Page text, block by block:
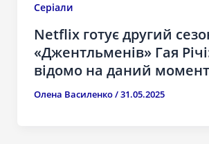
Серіали
Netflix готує другий
«Джентльменів» Гая
відомо на даний момент
Олена Василенко/31.05.2025